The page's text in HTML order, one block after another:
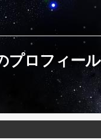
プロフィール